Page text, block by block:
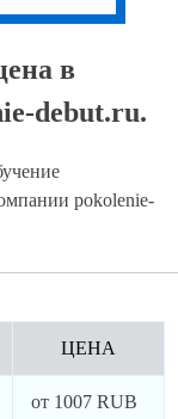
в
debut.ru.
pokolenie-
ЦЕНА
от 1007 RUB